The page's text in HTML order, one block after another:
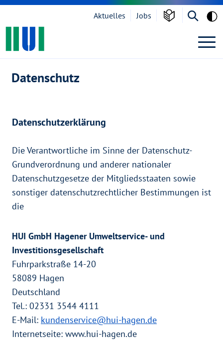
Zur Navigation springen
Zum Inhalt springen
Aktuelles
Jobs
Datenschutz
Datenschutzerklärung
Die Verantwortliche im Sinne der Datenschutz-
Grundverordnung und anderer nationaler
Datenschutzgesetze der Mitgliedsstaaten sowie
sonstiger datenschutzrechtlicher Bestimmungen ist
die
HUI GmbH Hagener Umweltservice- und
Investitionsgesellschaft
Fuhrparkstraße 14-20
58089 Hagen
Deutschland
Tel.: 02331 3544 4111
E-Mail: kundenservice@hui-hagen.de
Internetseite: www.hui-hagen.de